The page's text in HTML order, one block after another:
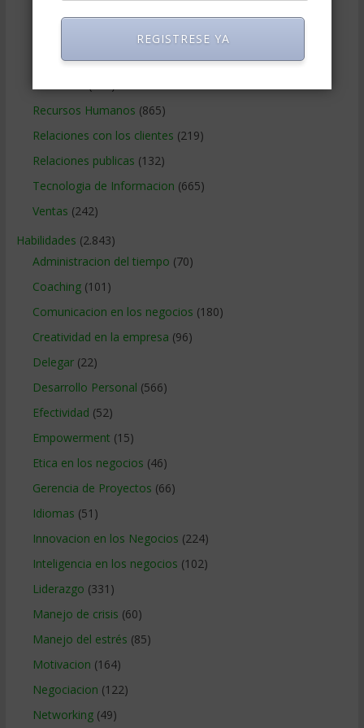
(1.405)
Operaciones y Logística(172)
Recursos Humanos (865)
Relaciones con los clientes (219)
Relaciones publicas (132)
Tecnologia de Informacion (665)
Ventas (242)
Habilidades (2.843)
Administracion del tiempo (70)
Coaching(101)
Comunicacion en los negocios (180)
Creatividad en la empresa (96)
Delegar(22)
Desarrollo Personal (566)
Efectividad (52)
Empowerment (15)
Etica en los negocios (46)
Gerencia de Proyectos (66)
Idiomas (51)
Innovacion en los Negocios (224)
Inteligencia en los negocios (102)
Liderazgo (331)
Manejo de crisis (60)
Manejo del estrés (85)
Motivacion (164)
Negociacion (122)
Networking(49)
REGISTRESE YA